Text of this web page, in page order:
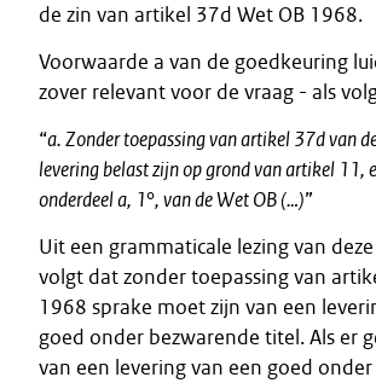
de zin van artikel 37d Wet OB 1968.
Voorwaarde a van de goedkeuring
zover relevant voor de vraag - als
“a. Zonder toepassing van artikel 37d van
levering belast zijn op grond van artikel 11,
onderdeel a, 1°, van de Wet OB (…)”
Uit een grammaticale lezing van
volgt dat zonder toepassing van
1968 sprake moet zijn van een
goed onder bezwarende titel. Als er
van een levering van een goed